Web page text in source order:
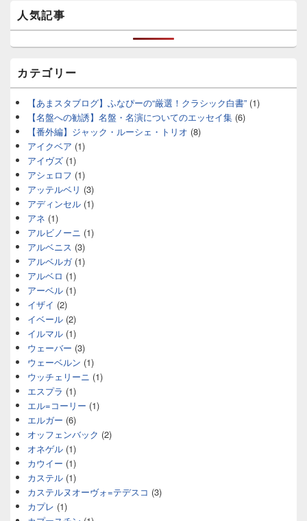
人気記事
カテゴリー
【あまスタブログ】ふなぴーの“厳選！クラシック白書” (1)
【名盤への勧誘】名盤・名演についてのエッセイ集 (6)
【番外編】ジャック・ルーシェ・トリオ (8)
アイクベア (1)
アイヴズ (1)
アシェロフ (1)
アッテルベリ (3)
アディンセル (1)
アネ (1)
アルビノーニ (1)
アルベニス (3)
アルベルガ(1)
アルベロ (1)
アーベル (1)
イザイ (2)
イベール (2)
イルマル (1)
ウェーバー (3)
ウェーベルン (1)
ウッチェリーニ (1)
エスプラ (1)
エル=コーリー (1)
エルガー (6)
オッフェンバック (2)
オネゲル (1)
カウイー (1)
カステル (1)
カステルヌオーヴォ=テデスコ (3)
カプレ (1)